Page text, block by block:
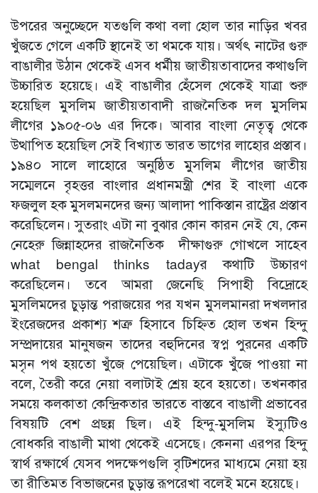
উপরের অনুচ্ছেদে যতগুলি কথা বলা হোল তার নাড়ির খবর
খুঁজতে গেলে একটি স্থানেই তা থমকে যায়। অর্থৎ নাটের গুরু
বাঙালীর উঠান থেকেই এসব ধর্মীয় জাতীয়তাবাদের কথাগুলি
উচ্চারিত হয়েছে। এই বাঙালীর হেঁসেল থেকেই যাত্রা শুরু
হয়েছিল মুসলিম জাতীয়তাবাদী রাজনৈতিক দল মুসলিম
লীগের ১৯০৫-০৬ এর দিকে। আবার বাংলা নেতৃত্ব থেকে
উত্থাপিত হয়েছিল সেই বিখ্যাত ভারত ভাগের লাহোর প্রস্তাব।
১৯৪০ সালে লাহোরে অনুষ্ঠিত মুসলিম লীগের জাতীয়
সম্মেলনে বৃহত্তর বাংলার প্রধানমন্ত্রী শের ই বাংলা একে
ফজলুল হক মুসলমনদের জন্য আলাদা পাকিস্তান রাষ্ট্রের প্রস্তাব
করেছিলেন। সুতরাং এটা না বুঝার কোন কারন নেই যে, কেন
নেহেরু জিন্নাহদের রাজনৈতিক দীক্ষাগুরু গোখলে সাহেব
what bengal thinks tadayর কথাটি উচ্চারণ
করেছিলেন। তবে আমরা জেনেছি সিপাহী বিদ্রোহে
মুসলিমদের চুড়ান্ত পরাজয়ের পর যখন মুসলমানরা দখলদার
ইংরেজদের প্রকাশ্য শত্রু হিসাবে চিহ্নিত হোল তখন হিন্দু
সম্প্রদায়ের মানুষজন তাদের বহুদিনের স্বপ্ন পুরনের একটি
মসৃন পথ হয়তো খুঁজে পেয়েছিল। এটাকে খুঁজে পাওয়া না
বলে, তৈরী করে নেয়া বলাটাই শ্রেয় হবে হয়তো। তখনকার
সময়ে কলকাতা কেন্দ্রিকতার ভারতে বাস্তবে বাঙালী প্রভাবের
বিষয়টি বেশ প্রছন্ন ছিল। এই হিন্দু-মুসলিম ইস্যুটিও
বোধকরি বাঙালী মাথা থেকেই এসেছে। কেননা এরপর হিন্দু
স্বার্থ রক্ষার্থে যেসব পদক্ষেপগুলি বৃটিশদের মাধ্যমে নেয়া হয়
তা রীতিমত বিভাজনের চুড়ান্ত রূপরেখা বলেই মনে হয়েছে।